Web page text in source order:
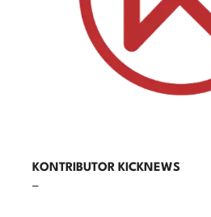
KONTRIBUTOR KICKNEWS
–